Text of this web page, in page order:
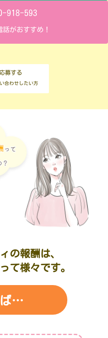
918-593
がおすすめ！
募する
合わせしたい方
の報酬は、
て様々です。
…